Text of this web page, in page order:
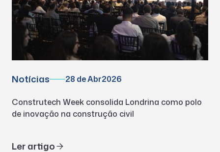
Notícias 28 de Abr2026
Construtech Week consolida Londrina como polo
de inovação na construção civil
Ler artigo